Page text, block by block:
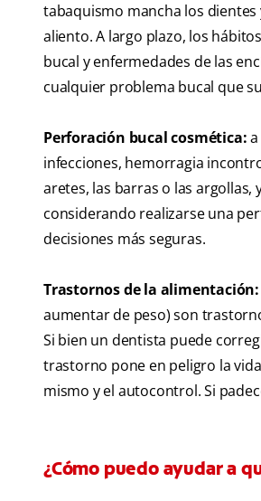
tabaquismo mancha los
aliento. A largo plazo, los
bucal y enfermedades de las
cualquier problema bucal que
Perforación bucal cosmética:
infecciones, hemorragia
aretes, las barras o las argollas,
considerando realizarse una
decisiones más seguras.
Trastornos de la alimentación:
aumentar de peso) son
Si bien un dentista puede
trastorno pone en peligro la
mismo y el autocontrol. Si
¿Cómo puedo ayudar a